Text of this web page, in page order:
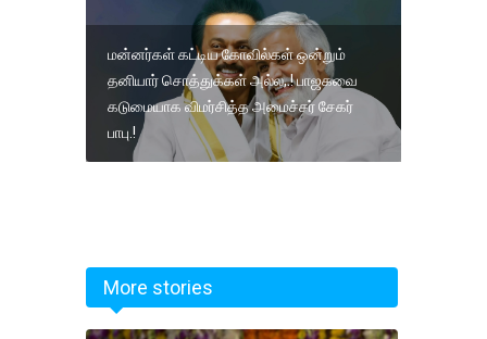
மன்னர்கள் கட்டிய கோவில்கள் ஒன்றும்
தனியார் சொத்துக்கள் அல்ல,.! பாஜகவை
கடுமையாக விமர்சித்த அமைச்சர் சேகர்
பாபு.!
More stories